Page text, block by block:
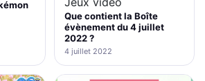
Que contient la Boîte
évènement du 4 juillet
2022 ?
4 juillet 2022